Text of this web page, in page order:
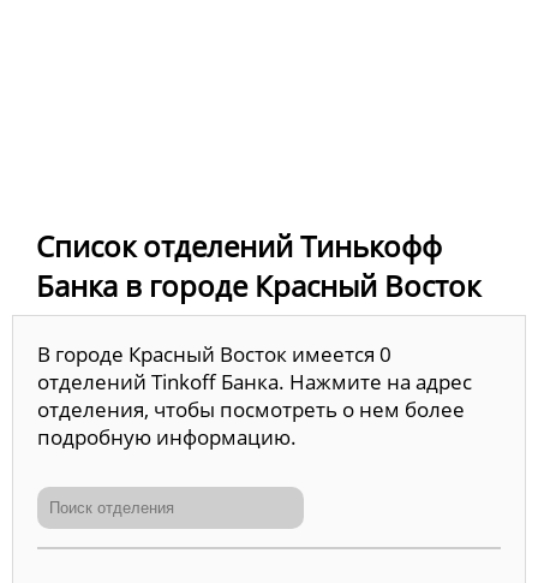
Список отделений Тинькофф
Банка в городе Красный Восток
В городе Красный Восток имеется 0
отделений Tinkoff Банка. Нажмите на адрес
отделения, чтобы посмотреть о нем более
подробную информацию.